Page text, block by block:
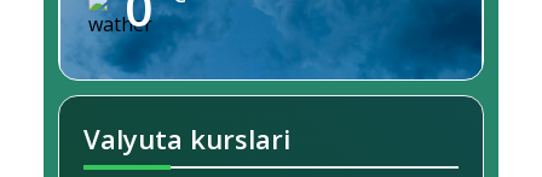
Valyuta kurslari